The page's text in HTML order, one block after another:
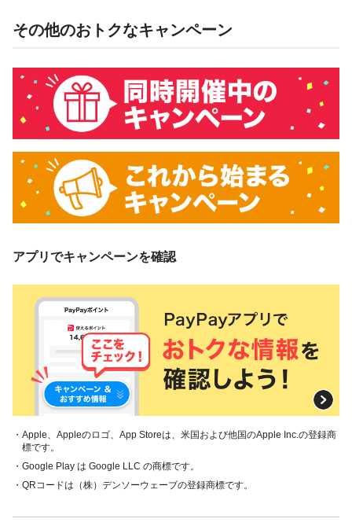
その他のおトクなキャンペーン
アプリでキャンペーンを確認
・Apple、Appleのロゴ、App Storeは、米国および他国のApple Inc.の登録商
標です。
・Google Play は Google LLC の商標です。
・QRコードは（株）デンソーウェーブの登録商標です。